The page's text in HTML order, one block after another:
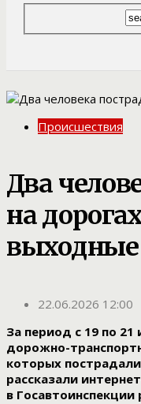
Происшествия
Два
на
выходные
22.06.2026 12:00
За период с 19 по 21
дорожно-
которых
рассказали
в Госавтоинспекции